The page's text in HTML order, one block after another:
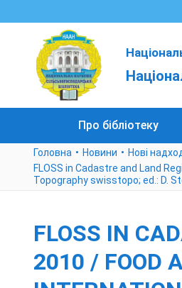
Про бібліотеку
Головна Новини Нові
FLOSS in Cadastre and Land
Topography swisstopo; ed.: D.
FLOSS IN
2010 / FOOD